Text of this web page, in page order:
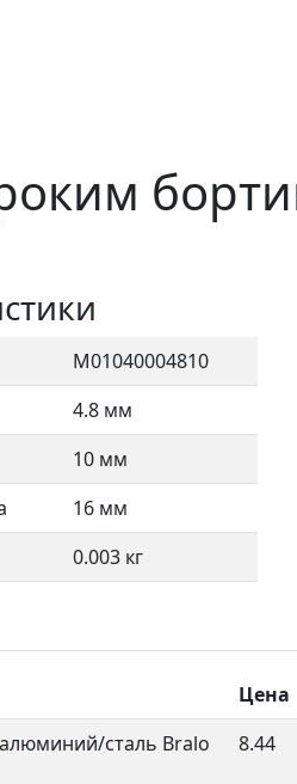
М01040004810
4.8 мм
10 мм
16 мм
0.003 кг
Цена
сталь Bralo
8.44